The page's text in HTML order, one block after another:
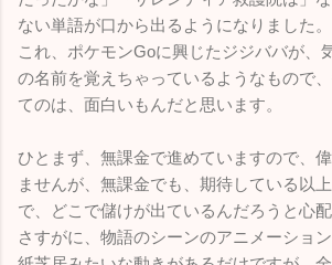
ない単語が口から出るようになりました。
これ、ポケモンGoに興じたジジババが、
の名前を覚えちゃっているようなもので
てのは、面白いもんだと思います。
ひとまず、無課金で進めていますので、
ませんが、無課金でも、期待している以
で、どこで儲けが出ているんだろうと心配
さすがに、物語のシーンのアニメーション